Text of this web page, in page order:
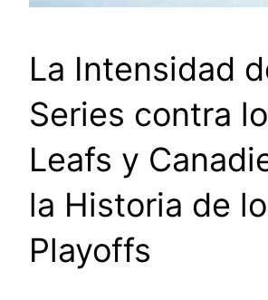
La Intensidad
Series contra
Leafs y
la Historia de
Playoffs